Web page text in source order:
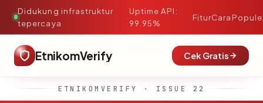
Didukung infrastruktur
tepercaya
·
Uptime API:
99.95%
FiturCara
EtnikomVerify Cek Gratis
ETNIKOMVERIFY · ISSUE 22